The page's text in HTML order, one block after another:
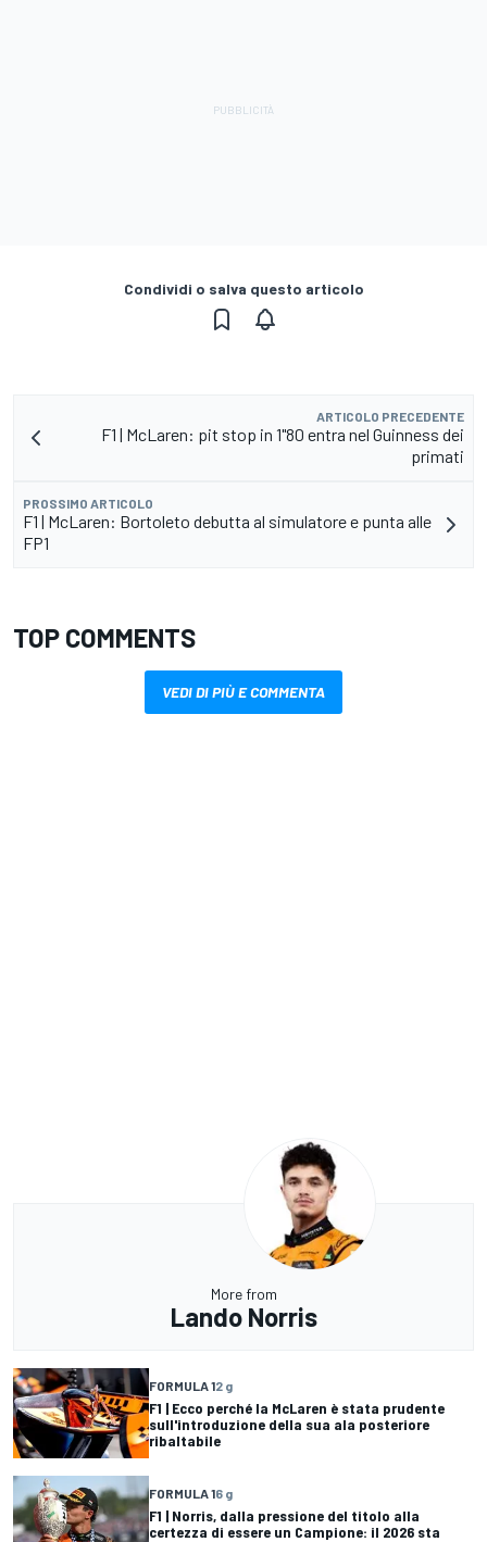
Condividi o salva questo articolo
ARTICOLO PRECEDENTE
F1 | McLaren: pit stop in 1"80 entra nel Guinness dei
primati
PROSSIMO ARTICOLO
F1 | McLaren: Bortoleto debutta al simulatore e punta alle
FP1
TOP COMMENTS
VEDI DI PIÙ E COMMENTA
More from
Lando Norris
FORMULA 12 g
F1 | Ecco perché la McLaren è stata prudente
sull'introduzione della sua ala posteriore
ribaltabile
FORMULA 16 g
F1 | Norris, dalla pressione del titolo alla
certezza di essere un Campione: il 2026 sta